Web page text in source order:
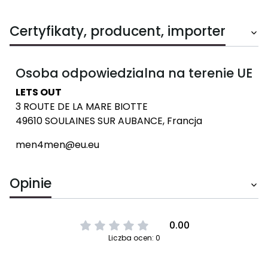
Certyfikaty, producent, importer
Osoba odpowiedzialna na terenie UE
LETS OUT
3 ROUTE DE LA MARE BIOTTE
49610 SOULAINES SUR AUBANCE, Francja
men4men@eu.eu
Opinie
0.00
Liczba ocen: 0